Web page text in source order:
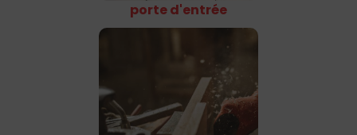
porte d'entrée